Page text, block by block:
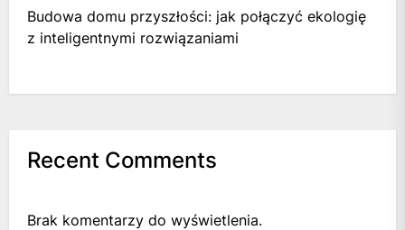
Budowa domu przyszłości: jak połączyć ekologię
z inteligentnymi rozwiązaniami
Recent Comments
Brak komentarzy do wyświetlenia.